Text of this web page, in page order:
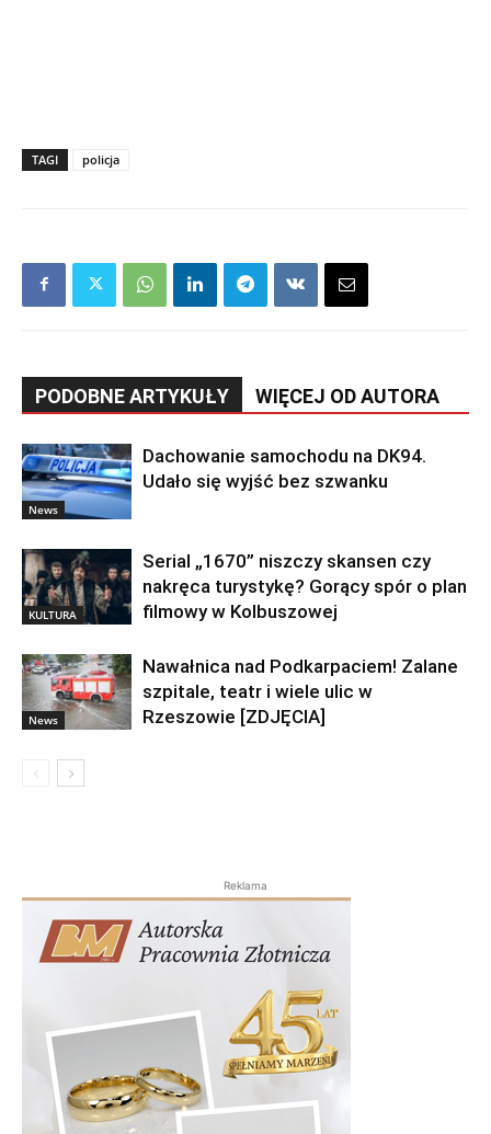
TAGI policja
PODOBNE ARTYKUŁY WIĘCEJ OD AUTORA
News
Dachowanie samochodu na DK94.
Udało się wyjść bez szwanku
KULTURA
Serial „1670” niszczy skansen czy
nakręca turystykę? Gorący spór o plan
filmowy w Kolbuszowej
News
Nawałnica nad Podkarpaciem! Zalane
szpitale, teatr i wiele ulic w
Rzeszowie [ZDJĘCIA]
Reklama